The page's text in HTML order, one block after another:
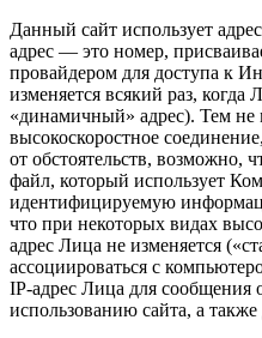
Данный сайт использует
адрес — это номер,
провайдером для доступа к
изменяется всякий раз,
«динамичный» адрес). Тем не
высокоскоростное
от обстоятельств, возможно,
файл, который использует
идентифицируемую
что при некоторых видах
адрес Лица не изменяется
ассоциироваться с
IP-адрес Лица для
использованию сайта, а также